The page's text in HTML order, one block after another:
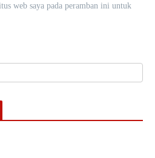
web saya pada peramban ini untuk